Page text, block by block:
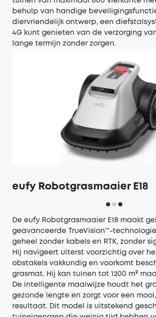
behulp van handige
diervriendelijk ontwerp, een
4G kunt genieten van de verzorging
lange termijn zonder zorgen.
eufy Robotgrasmaaier E18
De eufy Robotgrasmaaier E18 maakt
geavanceerde TrueVision™-
geheel zonder kabels en RTK, zonder
Hij navigeert uiterst voorzichtig over
obstakels vakkundig en voorkomt
grasmat. Hij kan tuinen tot 1200 m²
De intelligente maaiwijze houdt het
gezonde lengte en zorgt voor een
resultaat. Dit model is uitstekend